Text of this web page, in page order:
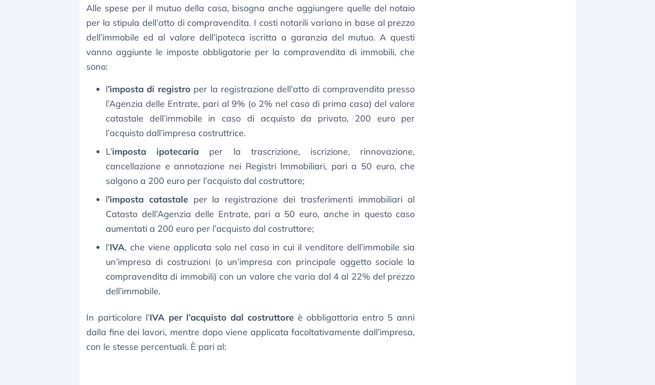
Alle spese per il mutuo della casa, bisogna anche aggiungere quelle del notaio
per la stipula dell’atto di compravendita. I costi notarili variano in base al prezzo
dell’immobile ed al valore dell’ipoteca iscritta a garanzia del mutuo. A questi
vanno aggiunte le imposte obbligatorie per la compravendita di immobili, che
sono:
l’imposta di registro per la registrazione dell’atto di compravendita presso
l’Agenzia delle Entrate, pari al 9% (o 2% nel caso di prima casa) del valore
catastale dell’immobile in caso di acquisto da privato, 200 euro per
l’acquisto dall’impresa costruttrice.
L’imposta ipotecaria per la trascrizione, iscrizione, rinnovazione,
cancellazione e annotazione nei Registri Immobiliari, pari a 50 euro, che
salgono a 200 euro per l’acquisto dal costruttore;
l’imposta catastaleper la registrazione dei trasferimenti immobiliari al
Catasto dell’Agenzia delle Entrate, pari a 50 euro, anche in questo caso
aumentati a 200 euro per l’acquisto dal costruttore;
l’IVA, che viene applicata solo nel caso in cui il venditore dell’immobile sia
un’impresa di costruzioni (o un’impresa con principale oggetto sociale la
compravendita di immobili) con un valore che varia dal 4 al 22% del prezzo
dell’immobile.
In particolare l’IVA per l’acquisto dal costruttore è obbligattoria entro 5 anni
dalla fine dei lavori, mentre dopo viene applicata facoltativamente dall’impresa,
con le stesse percentuali. È pari al: